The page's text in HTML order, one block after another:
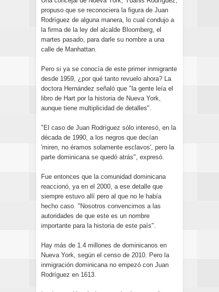
propuso que se reconociera la figura de Juan
Rodríguez de alguna manera, lo cual condujo a
la firma de la ley del alcalde Bloomberg, el
martes pasado, para darle su nombre a una
calle de Manhattan.
Pero si ya se conocía de este primer inmigrante
desde 1959, ¿por qué tanto revuelo ahora? La
doctora Hernández señaló que "la gente leía el
libro de Hart por la historia de Nueva York,
aunque tiene multiplicidad de detalles".
"El caso de Juan Rodríguez sólo interesó, en la
década de 1990, a los negros que decían
'miren, no éramos solamente esclavos', pero la
parte dominicana se quedó atrás", expresó.
Fue entonces que la comunidad dominicana
reaccionó, ya en el 2000, a ese detalle que
siempre estuvo allí pero al que no le había
hecho caso. "Nosotros convencimos a las
autoridades de que este es un nombre
importante para la historia de este país".
Hay más de 1.4 millones de dominicanos en
Nueva York, según el censo de 2010. Pero la
inmigración dominicana no empezó con Juan
Rodríguez en 1613.